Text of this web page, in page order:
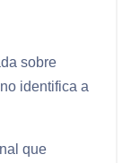
sobre
identifica a
que